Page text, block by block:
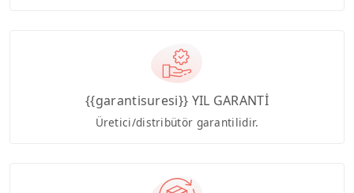
{{garantisuresi}} YIL GARANTİ
Üretici/distribütör garantilidir.